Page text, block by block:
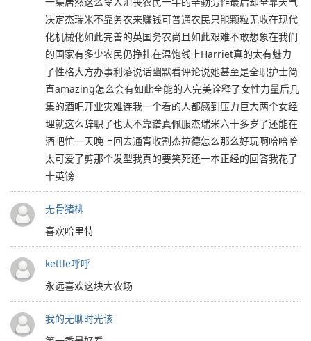
决定杰瑞米不靠务农来赚钱可普通农民只能颗粒无收在现代
化机械化如此完善的英国务农尚且如此艰难不敢想象在我们
的国家有多少农民仍挣扎在温饱线上Harriet真的太有魅力
了性格大方办事利落说话幽默看评论说她甚至是全职护士简
直amazing怎么会有如此全能的人完美诠释了女性力量后几
集的酒吧开业灾难连我一个看的人都感到压力巨大两个女经
理就这么辞职了也太不靠谱真佩服杰瑞米六十多岁了还能在
酒吧忙一天晚上回去通宵收割杰拉德怎么那么好玩啊哈哈哈
太可爱了剪那个发型我真的要笑死还一本正经的回答我花了
十英镑
无骨猪柳
喜欢哈里特
kettle呼呼
永远喜欢这块大农场
我的无聊时光该